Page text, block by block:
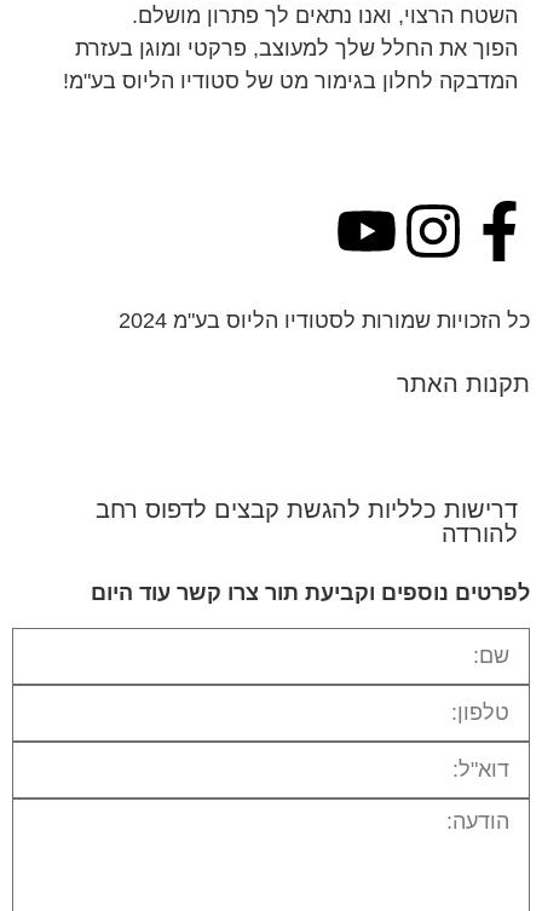
השטח הרצוי, ואנו נתאים לך פתרון מושלם.
הפוך את החלל שלך למעוצב, פרקטי ומוגן בעזרת
המדבקה לחלון בגימור מט של סטודיו הליוס בע"מ!
דרישות כלליות להגשת קבצים לדפוס רחב
להורדה
כל הזכויות שמורות לסטודיו הליוס בע"מ 2024
תקנות האתר
לפרטים נוספים וקביעת תור צרו קשר עוד היום